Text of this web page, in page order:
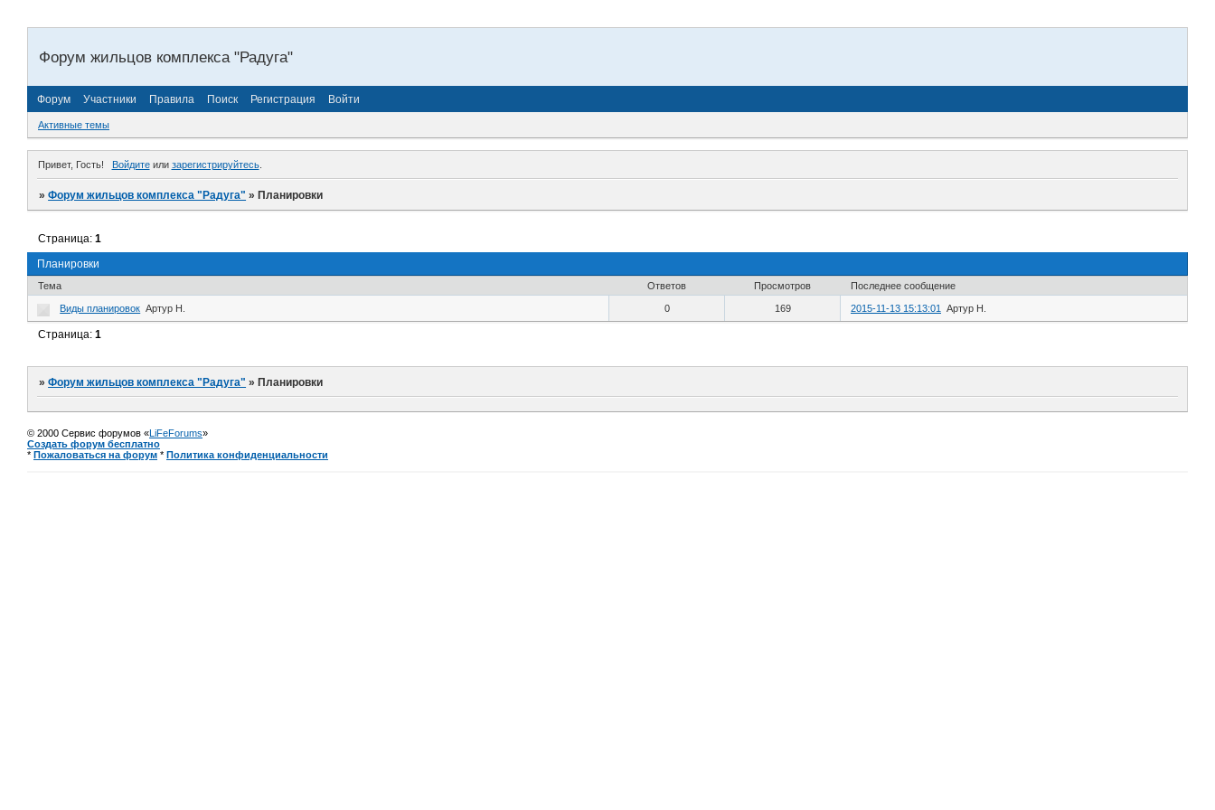
Форум жильцов комплекса "Радуга"
Форум Участники Правила Поиск Регистрация Войти
Активные темы
Привет, Гость! Войдитеили зарегистрируйтесь.
»Форум жильцов комплекса "Радуга" »Планировки
Планировки
Страница:1
Тема Ответов Просмотров Последнее сообщение
Виды планировок Артур Н. 0 169 2015-11-13 15:13:01 Артур Н.
Страница:1
»Форум жильцов комплекса "Радуга" »Планировки
© 2000 Сервис форумов «LiFeForums»
Создать форум бесплатно
* Пожаловаться на форум * Политика конфиденциальности